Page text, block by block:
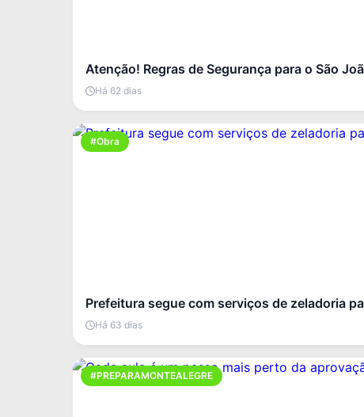
Atenção! Regras de Segurança para o São
Há 62 dias
#Obra
Prefeitura segue com serviços de zeladoria
Há 63 dias
#PREPARAMONTEALEGRE